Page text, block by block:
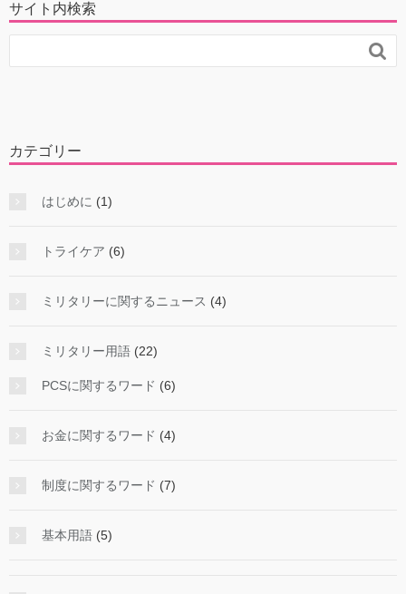
サイト内検索

カテゴリー
はじめに (1)
トライケア (6)
ミリタリーに関するニュース (4)
ミリタリー用語 (22)
PCSに関するワード (6)
お金に関するワード (4)
制度に関するワード (7)
基本用語 (5)